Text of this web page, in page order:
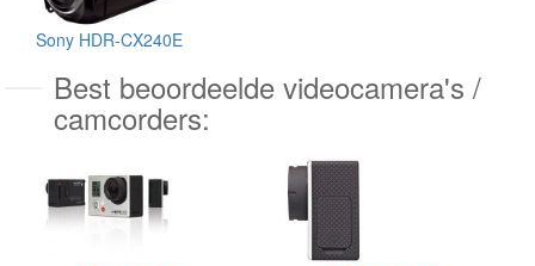
Sony HDR-CX240E
Best beoordeelde videocamera's /
camcorders: